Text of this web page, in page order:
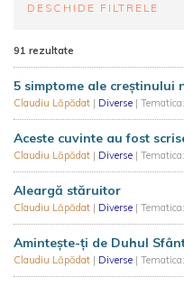
DESCHIDE FILTRELE
91 rezultate
5 simptome ale creștinului
Claudiu Lăpădat | Diverse | Tematica:
Aceste cuvinte au fost
Claudiu Lăpădat | Diverse | Tematica:
Aleargă stăruitor
Claudiu Lăpădat | Diverse | Tematica:
Amintește-ți de Duhul
Claudiu Lăpădat | Diverse | Tematica: